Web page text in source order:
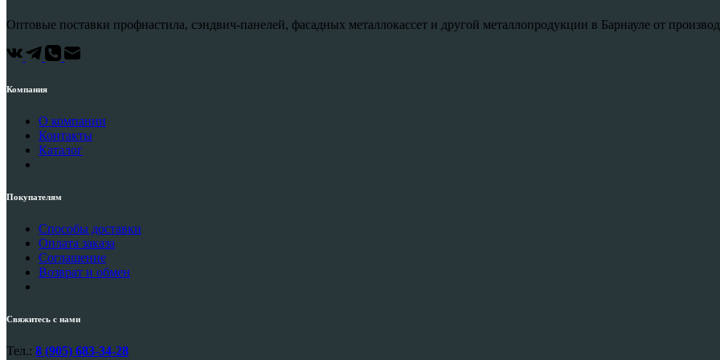
Оптовые поставки профнастила, сэндвич-панелей, фасадных металлокассет и другой металлопродукции в Барнауле от
Компания
О компании
Контакты
Каталог
Покупателям
Способы доставки
Оплата заказа
Соглашение
Возврат и обмен
Свяжитесь с нами
Тел.: 8 (905) 683-34-28